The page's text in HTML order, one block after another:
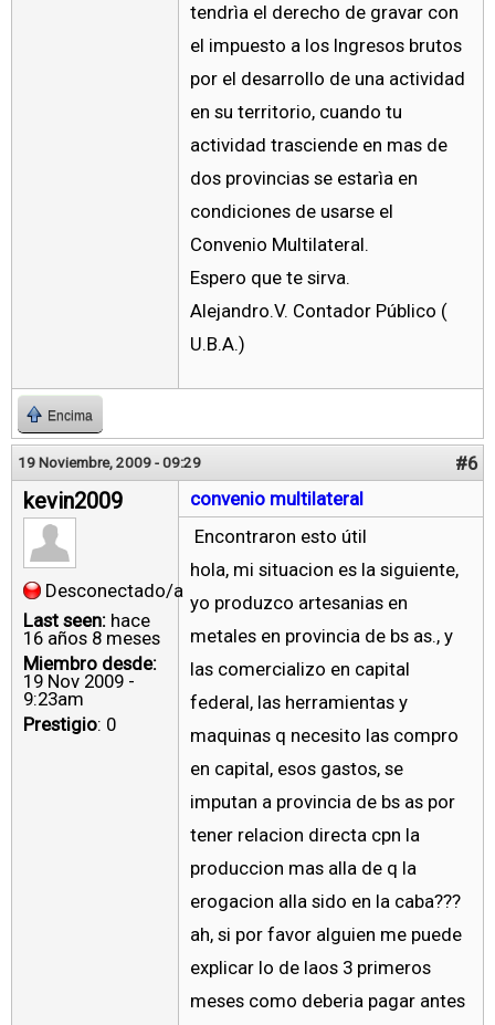
tendrìa el derecho de gravar con
el impuesto a los Ingresos brutos
por el desarrollo de una actividad
en su territorio, cuando tu
actividad trasciende en mas de
dos provincias se estarìa en
condiciones de usarse el
Convenio Multilateral.
Espero que te sirva.
Alejandro.V. Contador Público (
U.B.A.)
Encima
19 Noviembre, 2009 - 09:29 #6
kevin2009
Desconectado/a
Last seen: hace
16 años 8 meses
Miembro desde:
19 Nov 2009 -
9:23am
Prestigio: 0
convenio multilateral
Encontraron esto útil
hola, mi situacion es la siguiente,
yo produzco artesanias en
metales en provincia de bs as., y
las comercializo en capital
federal, las herramientas y
maquinas q necesito las compro
en capital, esos gastos, se
imputan a provincia de bs as por
tener relacion directa cpn la
produccion mas alla de q la
erogacion alla sido en la caba???
ah, si por favor alguien me puede
explicar lo de laos 3 primeros
meses como deberia pagar antes